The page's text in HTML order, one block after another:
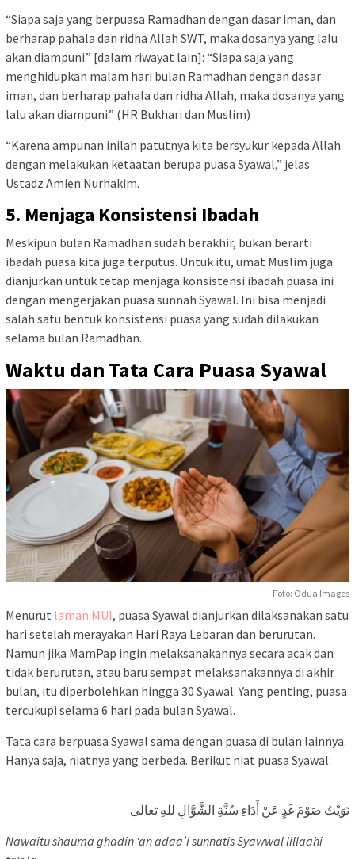
“Siapa saja yang berpuasa Ramadhan dengan dasar iman, dan
berharap pahala dan ridha Allah SWT, maka dosanya yang lalu
akan diampuni.” [dalam riwayat lain]: “Siapa saja yang
menghidupkan malam hari bulan Ramadhan dengan dasar
iman, dan berharap pahala dan ridha Allah, maka dosanya yang
lalu akan diampuni.” (HR Bukhari dan Muslim)
“Karena ampunan inilah patutnya kita bersyukur kepada Allah
dengan melakukan ketaatan berupa puasa Syawal,” jelas
Ustadz Amien Nurhakim.
5. Menjaga Konsistensi Ibadah
Meskipun bulan Ramadhan sudah berakhir, bukan berarti
ibadah puasa kita juga terputus. Untuk itu, umat Muslim juga
dianjurkan untuk tetap menjaga konsistensi ibadah puasa ini
dengan mengerjakan puasa sunnah Syawal. Ini bisa menjadi
salah satu bentuk konsistensi puasa yang sudah dilakukan
selama bulan Ramadhan.
Waktu dan Tata Cara Puasa Syawal
Foto: Odua Images
Menurut laman MUI, puasa Syawal dianjurkan dilaksanakan satu
hari setelah merayakan Hari Raya Lebaran dan berurutan.
Namun jika MamPap ingin melaksanakannya secara acak dan
tidak berurutan, atau baru sempat melaksanakannya di akhir
bulan, itu diperbolehkan hingga 30 Syawal. Yang penting, puasa
tercukupi selama 6 hari pada bulan Syawal.
Tata cara berpuasa Syawal sama dengan puasa di bulan lainnya.
Hanya saja, niatnya yang berbeda. Berikut niat puasa Syawal:
نَوَيْتُ صَوْمَ غَدٍ عَنْ أَدَاءِ سُنَّةِ الشَّوَّالِ للهِ تعالى
Nawaitu shauma ghadin ‘an adaa’i sunnatis Syawwal lillaahi